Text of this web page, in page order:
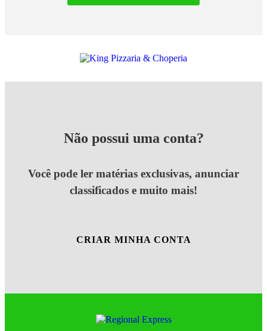
Não possui uma conta?
Você pode ler matérias exclusivas, anunciar
classificados e muito mais!
CRIAR MINHA CONTA